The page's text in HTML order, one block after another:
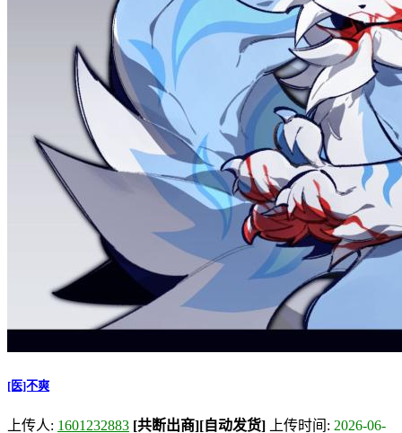
[医]不爽
上传人: 1601232883 [共断出商][自动发货] 上传时间: 2026-06-